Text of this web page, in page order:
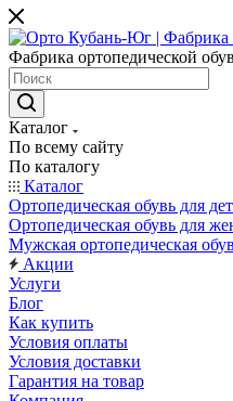
Фабрика ортопедической
Каталог
По всему сайту
По каталогу
Каталог
Ортопедическая обувь для
Ортопедическая обувь для
Мужская ортопедическая
Акции
Услуги
Блог
Как купить
Условия оплаты
Условия доставки
Гарантия на товар